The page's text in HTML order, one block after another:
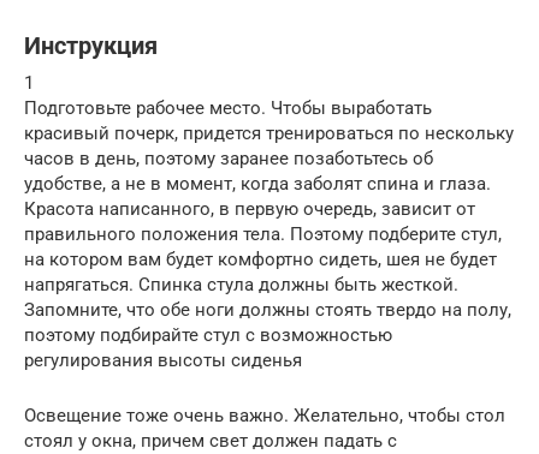
Инструкция
1
Подготовьте рабочее место. Чтобы выработать
красивый почерк, придется тренироваться по нескольку
часов в день, поэтому заранее позаботьтесь об
удобстве, а не в момент, когда заболят спина и глаза.
Красота написанного, в первую очередь, зависит от
правильного положения тела. Поэтому подберите стул,
на котором вам будет комфортно сидеть, шея не будет
напрягаться. Спинка стула должны быть жесткой.
Запомните, что обе ноги должны стоять твердо на полу,
поэтому подбирайте стул с возможностью
регулирования высоты сиденья
Освещение тоже очень важно. Желательно, чтобы стол
стоял у окна, причем свет должен падать с